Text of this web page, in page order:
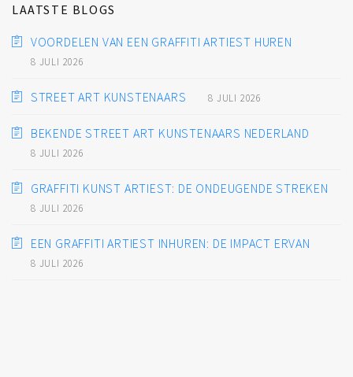
LAATSTE BLOGS
VOORDELEN VAN EEN GRAFFITI ARTIEST HUREN
8 JULI 2026
STREET ART KUNSTENAARS 8 JULI 2026
BEKENDE STREET ART KUNSTENAARS NEDERLAND
8 JULI 2026
GRAFFITI KUNST ARTIEST: DE ONDEUGENDE STREKEN
8 JULI 2026
EEN GRAFFITI ARTIEST INHUREN: DE IMPACT ERVAN
8 JULI 2026